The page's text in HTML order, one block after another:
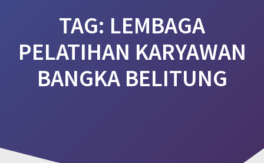
TAG: LEMBAGA
PELATIHAN KARYAWAN
BANGKA BELITUNG